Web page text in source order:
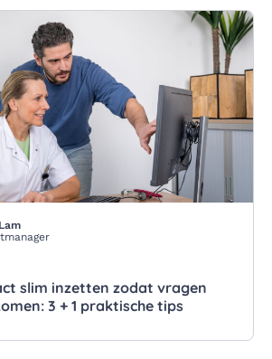
slim inzetten zodat vragen
3 + 1 praktische tips